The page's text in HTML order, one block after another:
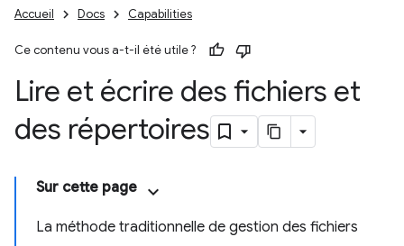
Accueil Docs Capabilities
Ce contenu vous a-t-il été utile ?
Lire et écrire des fichiers et
des répertoires
Sur cette page
La méthode traditionnelle de gestion des fichiers